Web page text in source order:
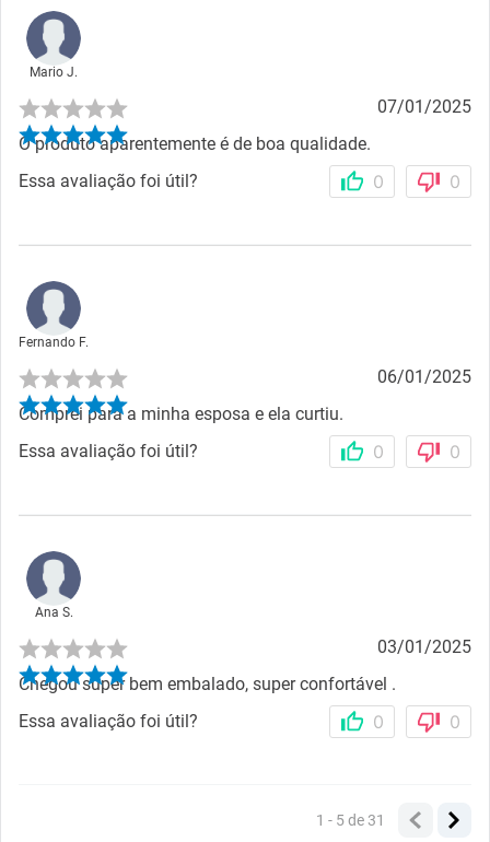
Mario J.
07/01/2025
O produto aparentemente é de boa qualidade.
Essa avaliação foi útil?
0 0
Fernando F.
06/01/2025
Comprei para a minha esposa e ela curtiu.
Essa avaliação foi útil?
0 0
Ana S.
03/01/2025
Chegou super bem embalado, super confortável .
Essa avaliação foi útil?
0 0
1 - 5de 31